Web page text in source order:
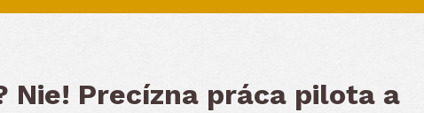
Nie! Precízna práca pilota a